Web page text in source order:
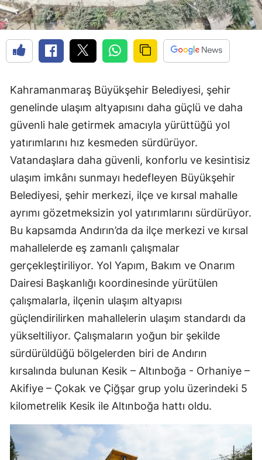
Kahramanmaraş Büyükşehir Belediyesi, şehir
genelinde ulaşım altyapısını daha güçlü ve daha
güvenli hale getirmek amacıyla yürüttüğü yol
yatırımlarını hız kesmeden sürdürüyor.
Vatandaşlara daha güvenli, konforlu ve kesintisiz
ulaşım imkânı sunmayı hedefleyen Büyükşehir
Belediyesi, şehir merkezi, ilçe ve kırsal mahalle
ayrımı gözetmeksizin yol yatırımlarını sürdürüyor.
Bu kapsamda Andırın’da da ilçe merkezi ve kırsal
mahallelerde eş zamanlı çalışmalar
gerçekleştiriliyor. Yol Yapım, Bakım ve Onarım
Dairesi Başkanlığı koordinesinde yürütülen
çalışmalarla, ilçenin ulaşım altyapısı
güçlendirilirken mahallelerin ulaşım standardı da
yükseltiliyor. Çalışmaların yoğun bir şekilde
sürdürüldüğü bölgelerden biri de Andırın
kırsalında bulunan Kesik – Altınboğa - Orhaniye –
Akifiye – Çokak ve Çiğşar grup yolu üzerindeki 5
kilometrelik Kesik ile Altınboğa hattı oldu.